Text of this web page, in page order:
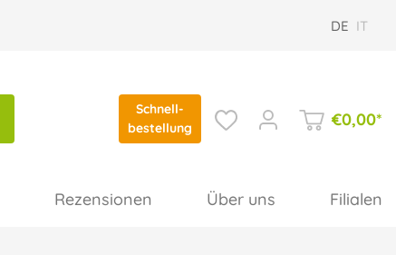
DE IT
Schnell-
bestellung
€0,00*
Rezensionen Über uns Filialen